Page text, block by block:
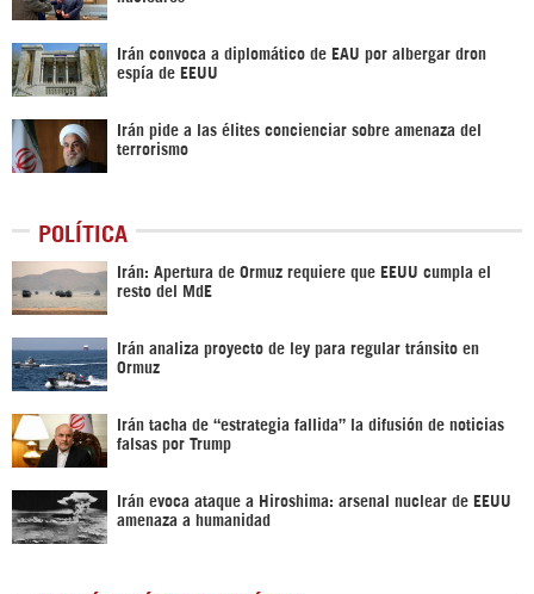
Irán convoca a diplomático de EAU por albergar dron
espía de EEUU
Irán pide a las élites concienciar sobre amenaza del
terrorismo
POLÍTICA
Irán: Apertura de Ormuz requiere que EEUU cumpla el
resto del MdE
Irán analiza proyecto de ley para regular tránsito en
Ormuz
Irán tacha de “estrategia fallida” la difusión de noticias
falsas por Trump
Irán evoca ataque a Hiroshima: arsenal nuclear de EEUU
amenaza a humanidad